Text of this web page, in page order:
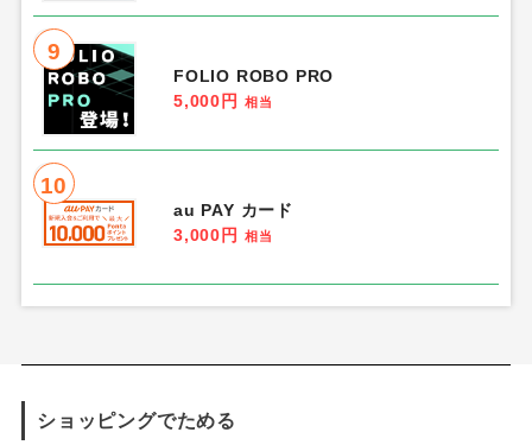
9
FOLIO ROBO PRO
5,000円
相当
10
au PAY カード
3,000円
相当
ショッピングでためる